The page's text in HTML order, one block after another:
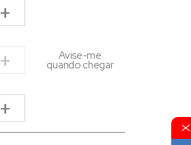
+
+ Avise-me
quando chegar
+